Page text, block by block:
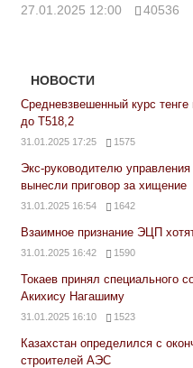
27.01.2025 12:00 40536
НОВОСТИ
Средневзвешенный курс
до Т518,2
31.01.2025 17:25 1575
Экс-руководителю
вынесли приговор за хищение
31.01.2025 16:54 1642
Взаимное признание ЭЦП
31.01.2025 16:42 1590
Токаев принял специального
Акихису Нагашиму
31.01.2025 16:10 1523
Казахстан определился с
строителей АЭС